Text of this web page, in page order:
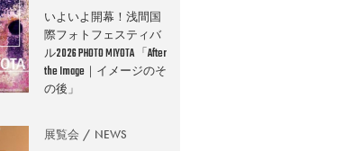
いよいよ開幕！浅間国
際フォトフェスティバ
ル2026 PHOTO MIYOTA 「After
the Image｜イメージのそ
の後」
展覧会 NEWS